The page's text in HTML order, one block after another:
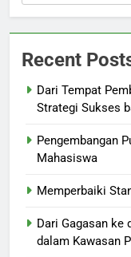
Recent
Dari Tempat
Strategi Sukses
Pengembangan
Mahasiswa
Memperbaiki
Dari Gagasan ke
dalam Kawasan